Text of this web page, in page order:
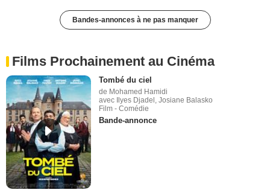
Bandes-annonces à ne pas manquer
Films Prochainement au Cinéma
Tombé du ciel
de Mohamed Hamidi
avec Ilyes Djadel, Josiane Balasko
Film - Comédie
Bande-annonce